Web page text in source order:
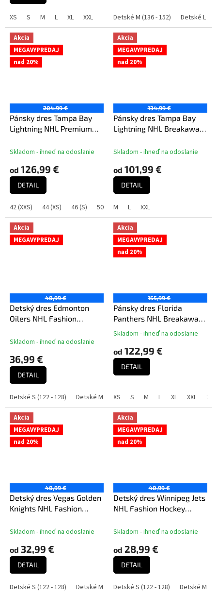
XS S M L XL XXL
hviezdičiek.
Detské M (136 - 152) Detské L
Akcia
MEGAVYPREDAJ
nad 20%
204,99 €
Pánsky dres Tampa Bay
Lightning NHL Premium
Skladom - ihneď na odoslanie
od 126,99 €
DETAIL
42 (XXS) 44 (XS) 46 (S) 50 (M) 52 (L) 54 (XL)
Akcia
MEGAVYPREDAJ
nad 20%
134,99 €
Pánsky dres Tampa Bay
Lightning NHL Breakaway
Skladom - ihneď na odoslanie
od 101,99 €
DETAIL
M L XXL
Akcia
MEGAVYPREDAJ
40,99 €
Detský dres Edmonton
Oilers NHL Fashion
Skladom - ihneď na odoslanie
36,99 €
DETAIL
Detské S (122 - 128) Detské M (136 - 152) Detské L (158 - 164)
Akcia
MEGAVYPREDAJ
nad 20%
155,99 €
Pánsky dres Florida
Panthers NHL Breakaway
Home Jersey
Priemerné
produktu
je
5,0
hviezdičiek.
Skladom - ihneď na odoslanie
od 122,99 €
DETAIL
XS S M L XL XXL
Akcia
MEGAVYPREDAJ
nad 20%
40,99 €
Detský dres Vegas Golden
Knights NHL Fashion
Skladom - ihneď na odoslanie
od 32,99 €
DETAIL
Detské S (122 - 128) Detské M (136 - 152) Detské L (158 - 164)
Akcia
MEGAVYPREDAJ
nad 20%
40,99 €
Detský dres Winnipeg Jets
NHL Fashion Hockey
Skladom - ihneď na odoslanie
od 28,99 €
DETAIL
Detské S (122 - 128) Detské M